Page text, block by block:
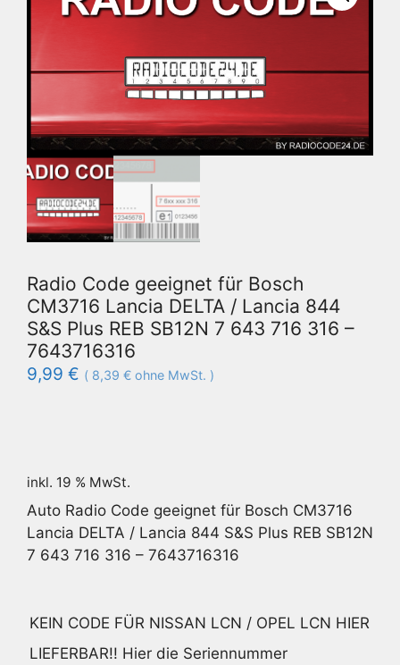
Radio Code geeignet für Bosch
CM3716 Lancia DELTA / Lancia 844
S&S Plus REB SB12N 7 643 716 316 –
7643716316
9,99 € ( 8,39 € ohne MwSt. )
inkl. 19 % MwSt.
Auto Radio Code geeignet für Bosch CM3716
Lancia DELTA / Lancia 844 S&S Plus REB SB12N
7 643 716 316 – 7643716316
KEIN CODE FÜR NISSAN LCN / OPEL LCN HIER
LIEFERBAR!! Hier die Seriennummer